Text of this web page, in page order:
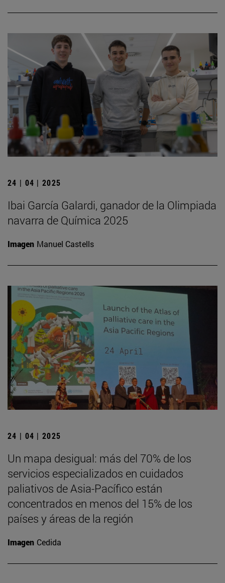
24 | 04 | 2025
Ibai García Galardi, ganador de la Olimpiada
navarra de Química 2025
Imagen Manuel Castells
24 | 04 | 2025
Un mapa desigual: más del 70% de los
servicios especializados en cuidados
paliativos de Asia-Pacífico están
concentrados en menos del 15% de los
países y áreas de la región
Imagen Cedida